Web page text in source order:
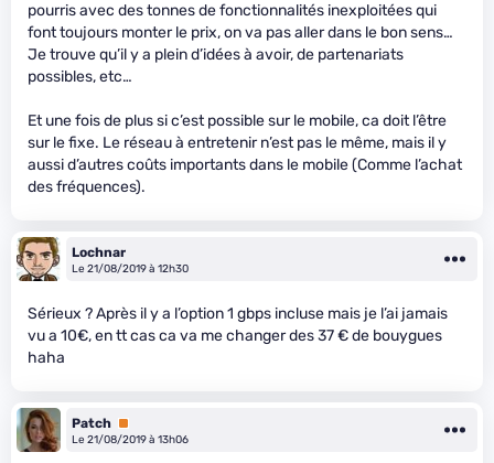
pourris avec des tonnes de fonctionnalités inexploitées qui
font toujours monter le prix, on va pas aller dans le bon sens…
Je trouve qu’il y a plein d’idées à avoir, de partenariats
possibles, etc…
Et une fois de plus si c’est possible sur le mobile, ca doit l’être
sur le fixe. Le réseau à entretenir n’est pas le même, mais il y
aussi d’autres coûts importants dans le mobile (Comme l’achat
des fréquences).
Lochnar
Le 21/08/2019 à 12h30
Sérieux ? Après il y a l’option 1 gbps incluse mais je l’ai jamais
vu a 10€, en tt cas ca va me changer des 37 € de bouygues
haha
Patch Premium
Le 21/08/2019 à 13h06